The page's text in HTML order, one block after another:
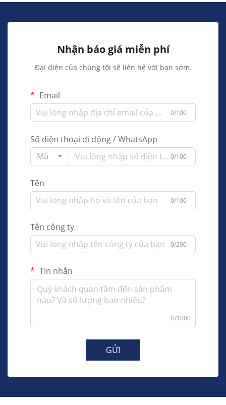
Nhận báo giá miễn phí
Đại diện của chúng tôi sẽ liên hệ với bạn sớm.
Email
0/100
Số điện thoại di động / WhatsApp
Mã
0/100
Tên
0/100
Tên công ty
0/200
Tin nhắn
0/1000
GỬI